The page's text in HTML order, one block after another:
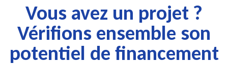
Vous avez un projet ?
Vérifions ensemble son
potentiel de financement